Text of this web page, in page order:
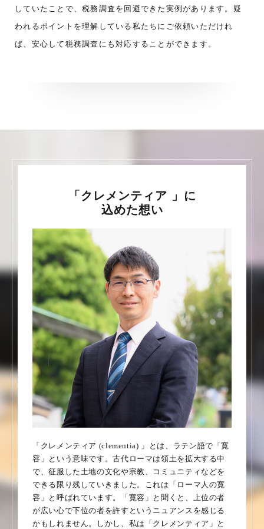
していたことで、税務調査を回避できた実例があります。疑
われるポイントを理解している私たちにご依頼いただけれ
ば、安心して税務調査にも対応することができます。
「クレメンティア 」に
込めた想い
「クレメンティア (clementia) 」とは、ラテン語で「寛
容」という意味です。古代ローマは領土を拡大する中
で、征服した土地の文化や宗教、コミュニティなどを
できる限り残していきました。これは「ローマ人の寛
容」と呼ばれています。「寛容」と聞くと、上位の者
が広い心で下位の者を許すというニュアンスを感じる
かもしれません。しかし、私は「クレメンティア」と